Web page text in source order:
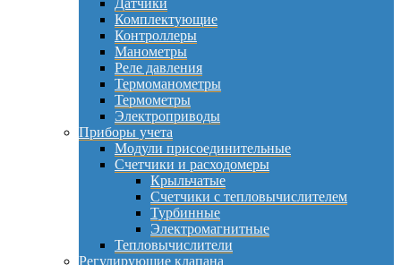
Датчики
Комплектующие
Контроллеры
Манометры
Реле давления
Термоманометры
Термометры
Электроприводы
Приборы учета
Модули присоединительные
Счетчики и расходомеры
Крыльчатые
Счетчики с тепловычислителем
Турбинные
Электромагнитные
Тепловычислители
Регулирующие клапана